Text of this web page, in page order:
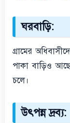
ঘরবাড়ি:
গ্রামের
পাকা বাড়িও
চলে।
উৎপন্ন দ্রব্য: